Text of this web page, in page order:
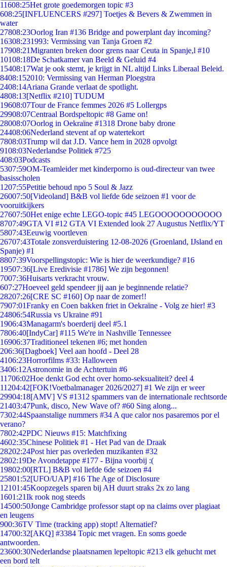
11608:25Het grote goedemorgen topic #3
608:25[INFLUENCERS #297] Toetjes & Bevers & Zwemmen in
water
27808:23Oorlog Iran #136 Bridge and powerplant day incoming?
16308:231993: Vermissing van Tanja Groen #2
17908:21Migranten breken door grens naar Ceuta in Spanje,l #10
10108:18De Schatkamer van Beeld & Geluid #4
15408:17Wat je ook stemt, je krijgt in NL altijd Links Liberaal Beleid.
8408:152010: Vermissing van Herman Ploegstra
2408:14Ariana Grande verlaat de spotlight.
4808:13[Netflix #210] TUDUM
19608:07Tour de France femmes 2026 #5 Lollergps
29908:07Centraal Bordspeltopic #8 Game on!
28008:07Oorlog in Oekraïne #1318 Drone baby drone
24408:06Nederland stevent af op watertekort
7808:03Trump wil dat J.D. Vance hem in 2028 opvolgt
9108:03Nederlandse Politiek #725
408:03Podcasts
5307:59OM-Teamleider met kinderporno is oud-directeur van twee
basisscholen
1207:55Petitie behoud npo 5 Soul & Jazz
26007:50[Videoland] B&B vol liefde 6de seizoen #1 voor de
vooruitkijkers
27607:50Het enige echte LEGO-topic #45 LEGOOOOOOOOOOO
8707:49GTA VI #12 GTA VI Extended look 27 Augustus Netflix/YT
5807:43Eeuwig voortleven
26707:43Totale zonsverduistering 12-08-2026 (Groenland, IJsland en
Spanje) #1
8807:39Voorspellingstopic: Wie is hier de weerkundige? #16
19507:36[Live Eredivisie #1786] We zijn begonnen!
7007:36Huisarts verkracht vrouw.
607:27Hoeveel geld spendeer jij aan je beginnende relatie?
28207:26[CRE SC #160] Op naar de zomer!!
7907:01Franky en Coen bakken friet in Oekraïne - Volg ze hier! #3
24806:54Russia vs Ukraine #91
1906:43Managarm's boerderij deel #5.1
7806:40[IndyCar] #115 We're in Nashville Tennessee
16906:37Traditioneel tekenen #6; met honden
206:36[Dagboek] Veel aan hoofd - Deel 28
4106:23Horrorfilms #33: Halloween
3406:12Astronomie in de Achtertuin #6
11706:02Hoe denkt God echt over homo-seksualiteit? deel 4
11204:42[FOK!Voetbalmanager 2026/2027] #1 We zijn er weer
29904:18[AMV] VS #1312 spammers van de internationale rechtsorde
21403:47Punk, disco, New Wave of? #60 Sing along...
7302:44Spaanstalige nummers #34 A que calor nos pasaremos por el
verano?
7802:42PDC Nieuws #15: Matchfixing
4602:35Chinese Politiek #1 - Het Pad van de Draak
28202:24Post hier pas overleden muzikanten #32
2802:19De Avondetappe #177 - Bijna voorbij :(
19802:00[RTL] B&B vol liefde 6de seizoen #4
25801:52[UFO/UAP] #16 The Age of Disclosure
12101:45Koopzegels sparen bij AH duurt straks 2x zo lang
1601:21Ik rook nog steeds
14500:50Jonge Cambridge professor stapt op na claims over plagiaat
en leugens
900:36TV Time (tracking app) stopt! Alternatief?
14700:32[AKQ] #3384 Topic met vragen. En soms goede
antwoorden.
23600:30Nederlandse plaatsnamen lepeltopic #213 elk gehucht met
een bord telt